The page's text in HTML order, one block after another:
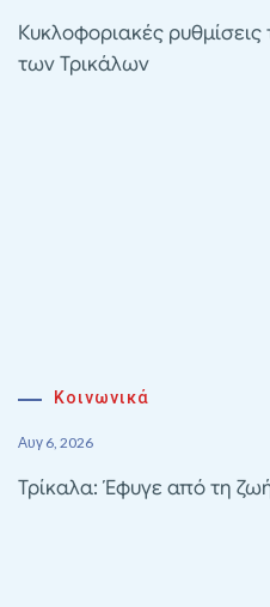
Κυκλοφοριακές
των Τρικάλων
Κοινωνικά
Αυγ 6, 2026
Τρίκαλα: Έφυγε από τη